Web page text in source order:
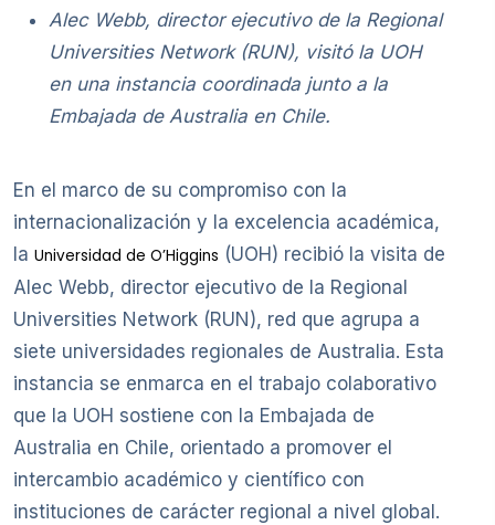
Alec Webb, director ejecutivo de la Regional
Universities Network (RUN), visitó la UOH
en una instancia coordinada junto a la
Embajada de Australia en Chile.
En el marco de su compromiso con la
internacionalización y la excelencia académica,
la Universidad de O’Higgins (UOH) recibió la visita de
Alec Webb, director ejecutivo de la Regional
Universities Network (RUN), red que agrupa a
siete universidades regionales de Australia. Esta
instancia se enmarca en el trabajo colaborativo
que la UOH sostiene con la Embajada de
Australia en Chile, orientado a promover el
intercambio académico y científico con
instituciones de carácter regional a nivel global.